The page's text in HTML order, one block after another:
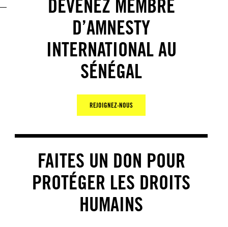
DEVENEZ MEMBRE
D’AMNESTY
INTERNATIONAL AU
SÉNÉGAL
REJOIGNEZ-NOUS
FAITES UN DON POUR
PROTÉGER LES DROITS
HUMAINS